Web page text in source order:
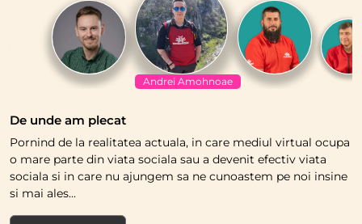
Andrei Amohnoae
De unde am plecat
Pornind de la realitatea actuala, in care mediul virtual ocupa
o mare parte din viata sociala sau a devenit efectiv viata
sociala si in care nu ajungem sa ne cunoastem pe noi insine
si mai ales...